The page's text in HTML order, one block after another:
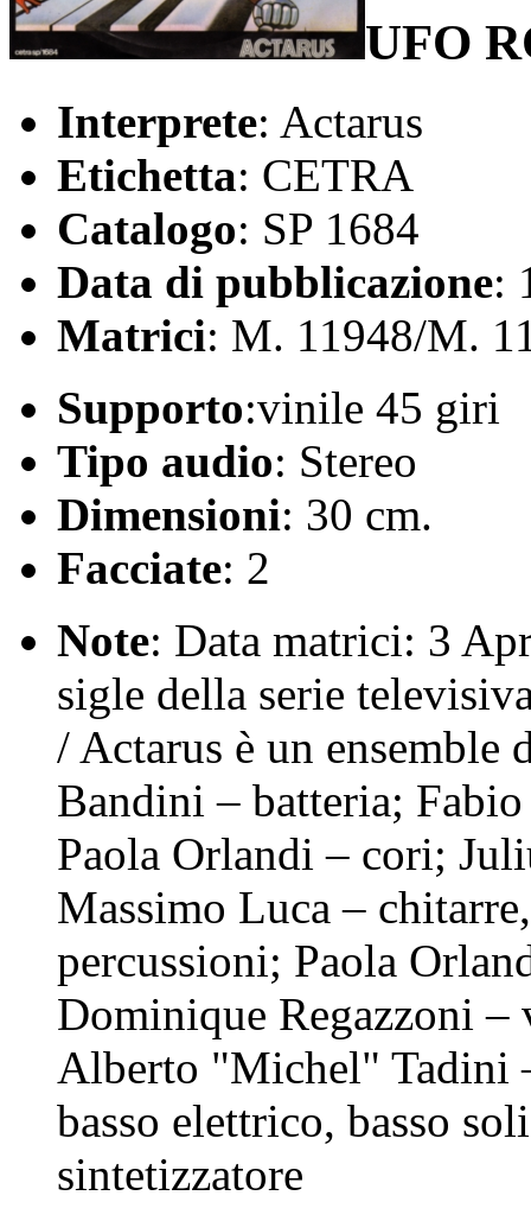
UFO
Interprete: Actarus
Etichetta: CETRA
Catalogo: SP 1684
Data di pubblicazione:
Matrici: M. 11948/M.
Supporto:vinile 45 giri
Tipo audio: Stereo
Dimensioni: 30 cm.
Facciate: 2
Note: Data matrici: 3
sigle della serie
/ Actarus è un ensemble
Bandini – batteria;
Paola Orlandi – cori;
Massimo Luca –
percussioni; Paola
Dominique Regazzoni –
Alberto "Michel" Tadini
basso elettrico, basso
sintetizzatore